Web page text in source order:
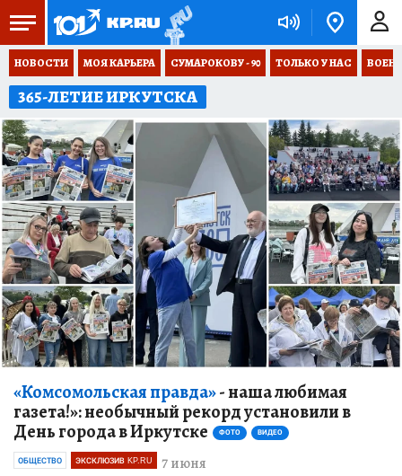
НОВОСТИ МОЯ КАРЬЕРА СУМАРОКОВУ - 90 ТОЛЬКО У НАС
365-ЛЕТИЕ ИРКУТСКА
«Комсомольская правда»- наша любимая
газета!»: необычный рекорд установили в
День города в Иркутске
ФОТО ВИДЕО
7 июня
ОБЩЕСТВО ЭКСКЛЮЗИВ KP.RU